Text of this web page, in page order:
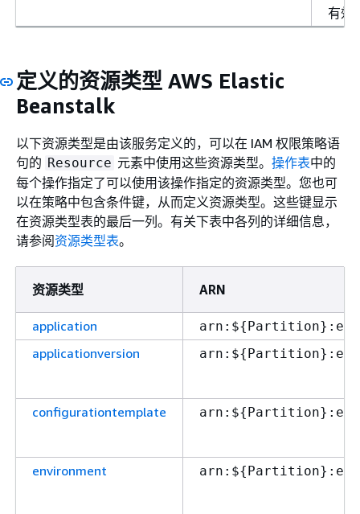
有效
定义的资源类型 AWS Elastic
Beanstalk
以下资源类型是由该服务定义的，可以在 IAM 权限策略语
句的 Resource 元素中使用这些资源类型。 操作表中的
每个操作指定了可以使用该操作指定的资源类型。您也可
以在策略中包含条件键，从而定义资源类型。这些键显示
在资源类型表的最后一列。有关下表中各列的详细信息，
请参阅资源类型表。
资源类型 ARN
application arn:${
applicationversion arn:${
configurationtemplate arn:${
environment arn:${